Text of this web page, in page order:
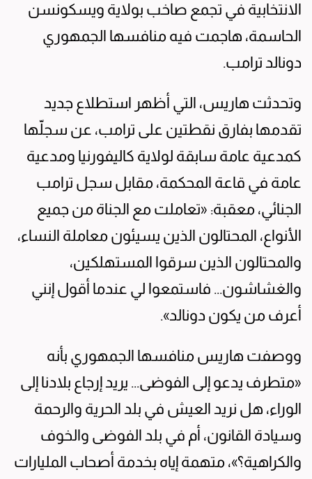
الانتخابية في تجمع صاخب بولاية ويسكونسن
الحاسمة، هاجمت فيه منافسها الجمهوري
دونالد ترامب.
وتحدثت هاريس، التي أظهر استطلاع جديد
تقدمها بفارق نقطتين على ترامب، عن سجلّها
كمدعية عامة سابقة لولاية كاليفورنيا ومدعية
عامة في قاعة المحكمة، مقابل سجل ترامب
الجنائي، معقبة: «تعاملت مع الجناة من جميع
الأنواع، المحتالون الذين يسيئون معاملة النساء،
والمحتالون الذين سرقوا المستهلكين،
والغشاشون... فاستمعوا لي عندما أقول إنني
أعرف من يكون دونالد».
ووصفت هاريس منافسها الجمهوري بأنه
«متطرف يدعو إلى الفوضى... يريد إرجاع بلادنا إلى
الوراء، هل نريد العيش في بلد الحرية والرحمة
وسيادة القانون، أم في بلد الفوضى والخوف
والكراهية؟»، متهمة إياه بخدمة أصحاب المليارات